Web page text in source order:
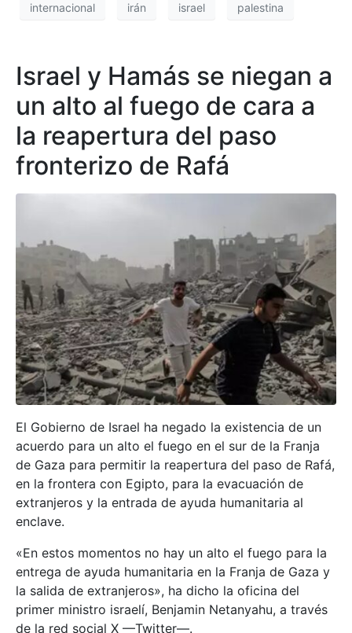
internacional irán israel palestina
Israel y Hamás se niegan a
un alto al fuego de cara a
la reapertura del paso
fronterizo de Rafá
El Gobierno de Israel ha negado la existencia de un
acuerdo para un alto el fuego en el sur de la Franja
de Gaza para permitir la reapertura del paso de Rafá,
en la frontera con Egipto, para la evacuación de
extranjeros y la entrada de ayuda humanitaria al
enclave.
«En estos momentos no hay un alto el fuego para la
entrega de ayuda humanitaria en la Franja de Gaza y
la salida de extranjeros», ha dicho la oficina del
primer ministro israelí, Benjamin Netanyahu, a través
de la red social X —Twitter—.